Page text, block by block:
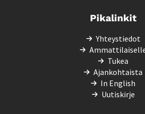
Pikalinkit
Yhteystiedot
Tukea
Ajankohtaista
In English
Uutiskirje